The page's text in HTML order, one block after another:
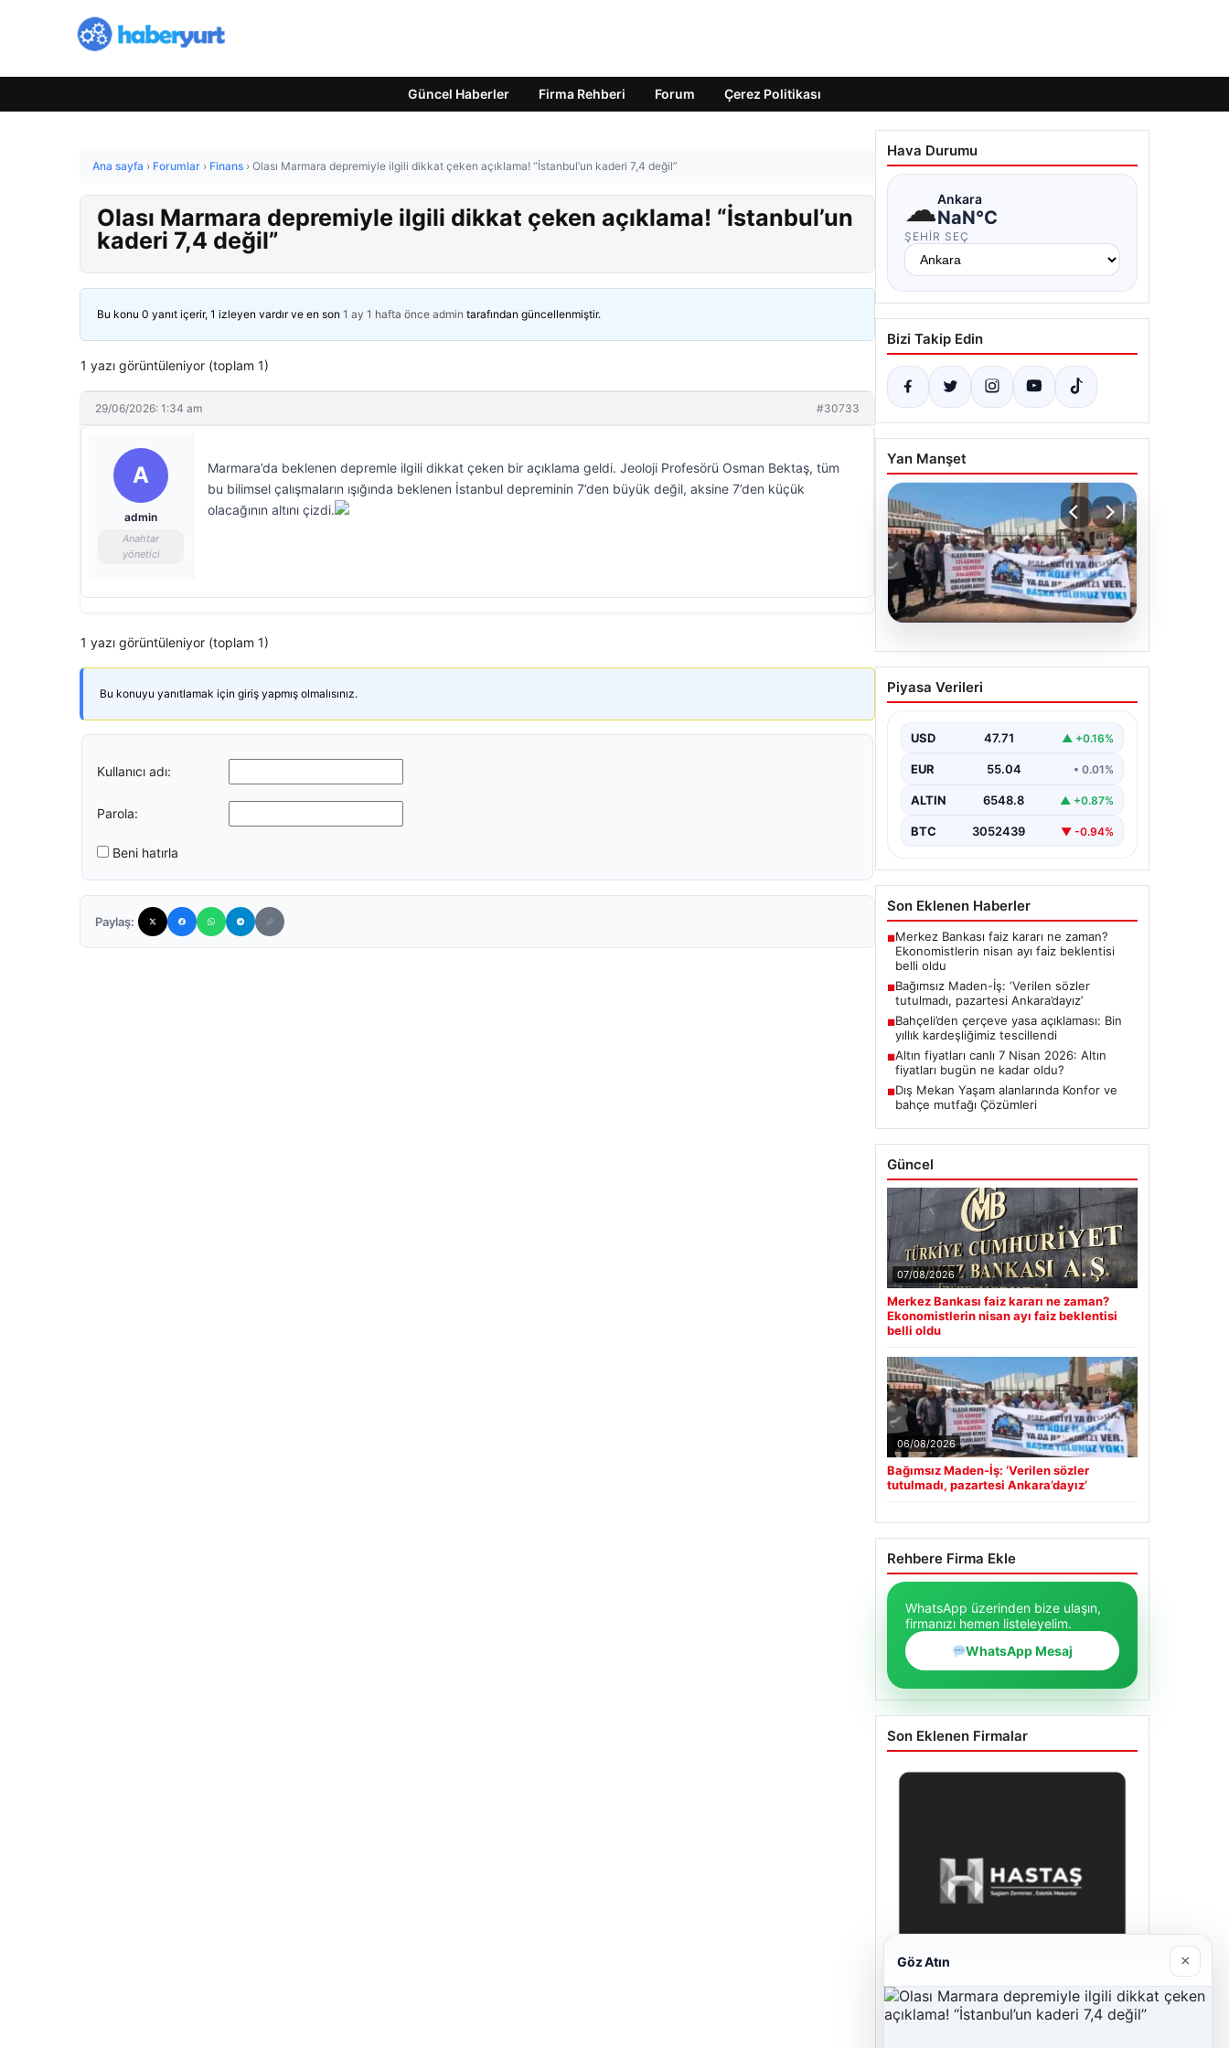
Güncel Haberler Firma Rehberi Forum Çerez Politikası
Ana sayfa › Forumlar › Finans › Olası Marmara depremiyle ilgili dikkat çeken açıklama! “İstanbul’un kaderi 7,4 değil”
Olası Marmara depremiyle ilgili dikkat çeken açıklama! “İstanbul’un
kaderi 7,4 değil”
Bu konu 0 yanıt içerir, 1 izleyen vardır ve en son 1 ay 1 hafta önce admin tarafından güncellenmiştir.
1 yazı görüntüleniyor (toplam 1)
29/06/2026: 1:34 am #30733
A
admin
Anahtar
yönetici
Marmara’da beklenen depremle ilgili dikkat çeken bir açıklama geldi. Jeoloji Profesörü Osman Bektaş, tüm
bu bilimsel çalışmaların ışığında beklenen İstanbul depreminin 7’den büyük değil, aksine 7’den küçük
olacağının altını çizdi.
1 yazı görüntüleniyor (toplam 1)
Bu konuyu yanıtlamak için giriş yapmış olmalısınız.
Kullanıcı adı:
Parola:
Beni hatırla
Paylaş:
Hava Durumu
☁Ankara
NaN°C
ŞEHIR SEÇ
Bizi Takip Edin
Yan Manşet
06.08.2026
Bağımsız Maden-İş:
‘Verilen sözler tutulmadı,
Piyasa Verileri
USD 47.71 ▲ +0.16%
EUR 55.04 • 0.01%
ALTIN 6548.8 ▲ +0.87%
BTC 3052439 ▼ -0.94%
Son Eklenen Haberler
■Merkez Bankası faiz kararı ne zaman?
Ekonomistlerin nisan ayı faiz beklentisi
belli oldu
■Bağımsız Maden-İş: ‘Verilen sözler
tutulmadı, pazartesi Ankara’dayız’
■Bahçeli’den çerçeve yasa açıklaması: Bin
yıllık kardeşliğimiz tescillendi
■Altın fiyatları canlı 7 Nisan 2026: Altın
fiyatları bugün ne kadar oldu?
■Dış Mekan Yaşam alanlarında Konfor ve
bahçe mutfağı Çözümleri
Güncel
07/08/2026
Merkez Bankası faiz kararı ne zaman?
Ekonomistlerin nisan ayı faiz beklentisi
belli oldu
06/08/2026
Bağımsız Maden-İş: ‘Verilen sözler
tutulmadı, pazartesi Ankara’dayız’
Rehbere Firma Ekle
WhatsApp üzerinden bize ulaşın,
firmanızı hemen listeleyelim.
WhatsApp Mesaj
Son Eklenen Firmalar
Göz Atın ×